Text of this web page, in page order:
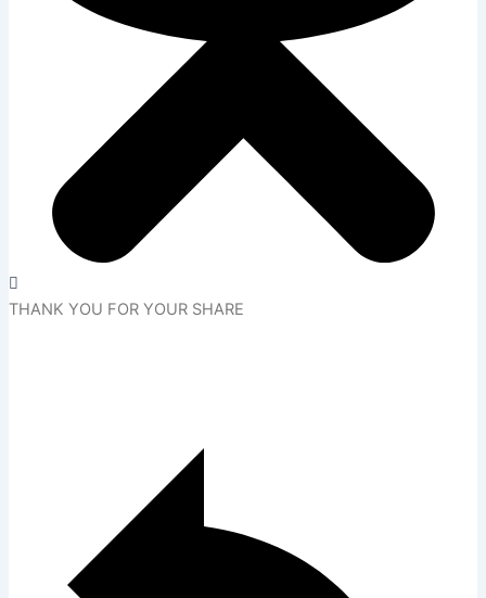
THANK YOU FOR YOUR SHARE